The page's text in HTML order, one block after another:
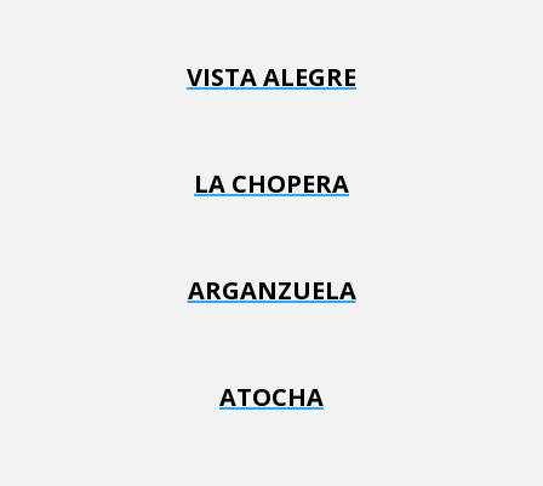
VISTA ALEGRE
LA CHOPERA
ARGANZUELA
ATOCHA